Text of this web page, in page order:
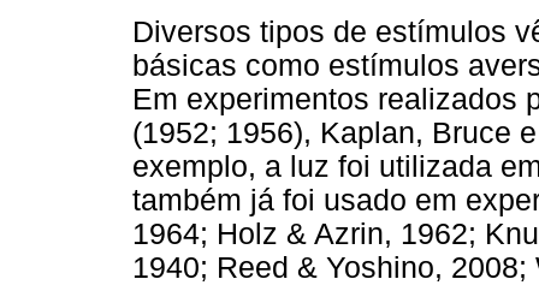
Diversos tipos de estímulos
básicas como estímulos
Em experimentos realizados
(1952; 1956), Kaplan, Bruce
exemplo, a luz foi utilizada
também já foi usado em
1964; Holz & Azrin, 1962;
1940; Reed & Yoshino,